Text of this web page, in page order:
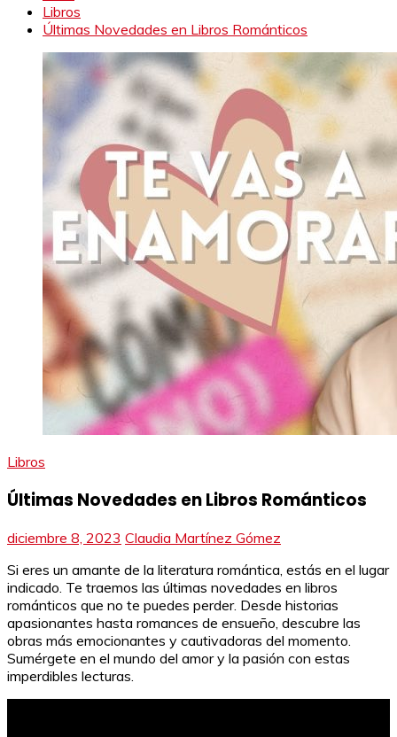
Libros
Últimas Novedades en Libros Románticos
Libros
Últimas Novedades en Libros Románticos
diciembre 8, 2023 Claudia Martínez Gómez
Si eres un amante de la literatura romántica, estás en el lugar
indicado. Te traemos las últimas novedades en libros
románticos que no te puedes perder. Desde historias
apasionantes hasta romances de ensueño, descubre las
obras más emocionantes y cautivadoras del momento.
Sumérgete en el mundo del amor y la pasión con estas
imperdibles lecturas.